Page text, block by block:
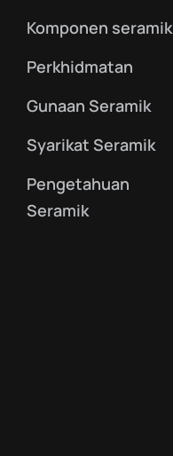
Komponen seramik
Perkhidmatan
Gunaan Seramik
Syarikat Seramik
Pengetahuan
Seramik